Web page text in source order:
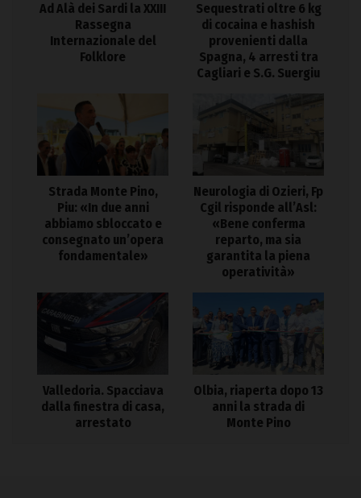
Ad Alà dei Sardi la XXIII
Rassegna
Internazionale del
Folklore
Sequestrati oltre 6 kg
di cocaina e hashish
provenienti dalla
Spagna, 4 arresti tra
Cagliari e S.G. Suergiu
Strada Monte Pino,
Piu: «In due anni
abbiamo sbloccato e
consegnato un’opera
fondamentale»
Neurologia di Ozieri, Fp
Cgil risponde all’Asl:
«Bene conferma
reparto, ma sia
garantita la piena
operatività»
Valledoria. Spacciava
dalla finestra di casa,
arrestato
Olbia, riaperta dopo 13
anni la strada di
Monte Pino